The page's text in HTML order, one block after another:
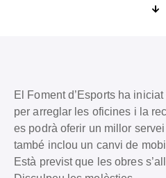
El Foment d’Esports ha
per arreglar les oficines i la
es podrà oferir un millor
també inclou un canvi de
Està previst que les obres